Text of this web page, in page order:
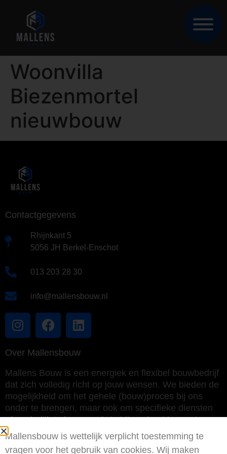
Woonvilla
Biezenmortel
nieuwbouw
Contactgegevens
Rhijnkant 5
5056 JH Berkel-Enschot
013 203 28 30
info@mallensbouw.nl
Over Mallensbouw
Mallens Bouw is een energiek en flexibel bouwbedrijf
dat zich volledig richt op jouw wensen. We bieden de
mogelijkheid om het gehele (bouw)proces bij ons
onder te brengen, maar ook om specifieke diensten
afzonderlijk te leveren als je bijvoorbeeld meer in
eigen regie wilt uitvoeren.
Mallensbouw is wettelijk verplicht toestemming te
vragen voor het gebruik van cookies. Wij maken